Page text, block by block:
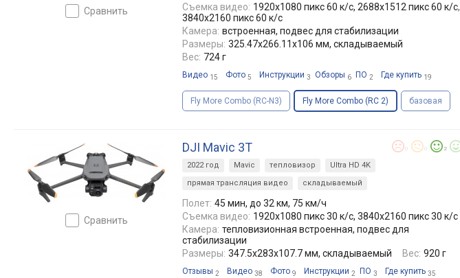
сравнить
Съемка видео: 1920x1080 пикс 60 к/с, 2688x1512 пикс 60 к/с,
3840x2160 пикс 60 к/с
Камера: встроенная, подвес для стабилизации
Размеры: 325.47x266.11x106 мм, складываемый
Вес: 724 г
Видео 15 Фото 5 Инструкции 3 Обзоры 6 ПО 2 Где купить 19
Fly More Combo (RC-N3) Fly More Combo (RC 2) базовая
сравнить
DJI Mavic 3T 2
2022 год Mavic тепловизор
Ultra HD 4K
прямая трансляция видео
складываемый
Полет: 45 мин, до 32 км, 75 км/ч
Съемка видео: 1920x1080 пикс 30 к/с, 3840x2160 пикс 30 к/с
Камера: тепловизионная встроенная, подвес для
стабилизации
Размеры: 347.5x283x107.7 мм, складываемый Вес: 920 г
Отзывы 2 Видео 38 Фото 9 Инструкции 2 ПО 3 Где купить 35